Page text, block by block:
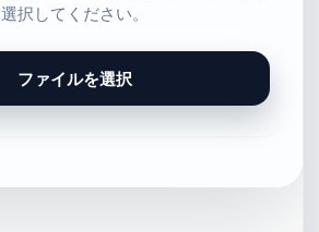
選択してください。
ファイルを選択